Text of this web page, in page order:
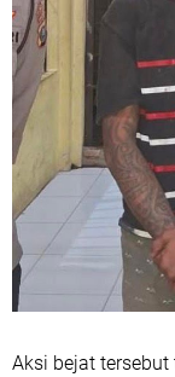
Aksi bejat